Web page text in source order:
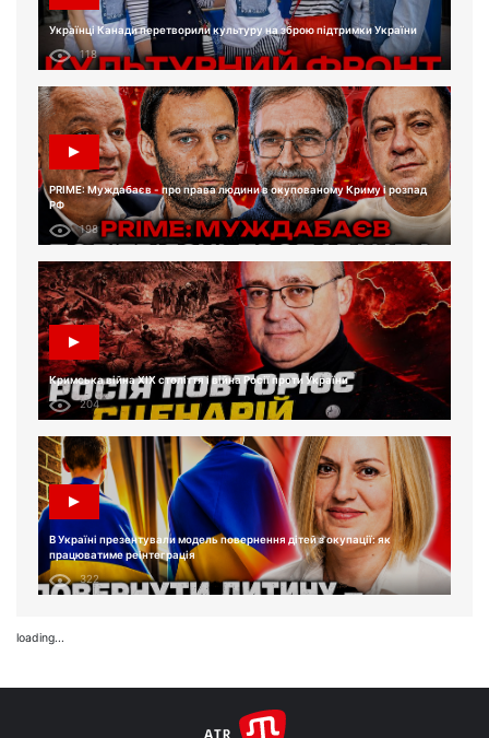
Українці Канади перетворили культуру на зброю підтримки України
118
PRIME: Муждабаєв - про права людини в окупованому Криму і розпад
РФ
198
Кримська війна XIX століття і війна Росії проти України
204
В Україні презентували модель повернення дітей з окупації: як
працюватиме реінтеграція
322
loading...